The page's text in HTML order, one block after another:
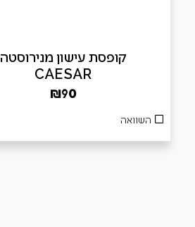
קופסת עישון מנירוסטה
CAESAR
₪90
השוואה